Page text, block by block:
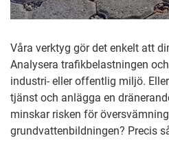
Våra verktyg gör det enkelt att
Analysera trafikbelastningen
industri- eller offentlig miljö.
tjänst och anlägga en
minskar risken för
grundvattenbildningen? Precis